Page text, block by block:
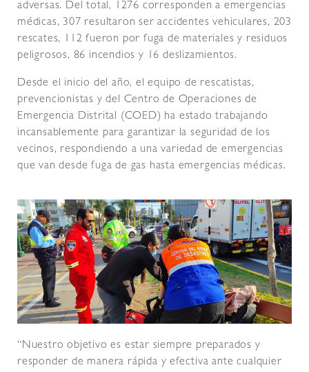
adversas. Del total, 1276 corresponden a emergencias
médicas, 307 resultaron ser accidentes vehiculares, 203
rescates, 112 fueron por fuga de materiales y residuos
peligrosos, 86 incendios y 16 deslizamientos.
Desde el inicio del año, el equipo de rescatistas,
prevencionistas y del Centro de Operaciones de
Emergencia Distrital (COED) ha estado trabajando
incansablemente para garantizar la seguridad de los
vecinos, respondiendo a una variedad de emergencias
que van desde fuga de gas hasta emergencias médicas.
“Nuestro objetivo es estar siempre preparados y
responder de manera rápida y efectiva ante cualquier